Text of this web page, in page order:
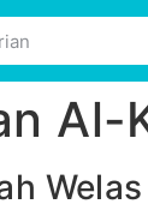
Al-